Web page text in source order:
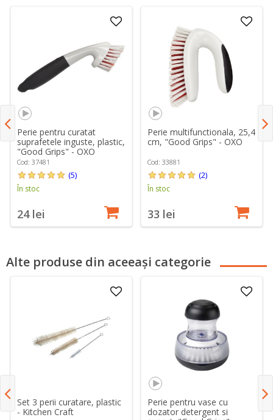
Perie pentru curatat
suprafetele inguste, plastic,
"Good Grips" - OXO
Cod: 37481
(5)
În stoc
24 lei
Perie multifunctionala, 25,4
cm, "Good Grips" - OXO
Cod: 33881
(2)
În stoc
33 lei
Alte produse din aceeași categorie
Set 3 perii curatare, plastic
- Kitchen Craft
Perie pentru vase cu
dozator detergent si